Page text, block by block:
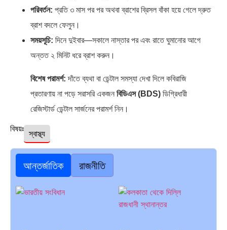
পরিবর্তন: প্রতি ৩ মাস পর পর অথবা ব্রাশের ব্রিসল বাঁকা হয়ে গেলে দ্রুত
ব্রাশ বদলে ফেলুন।
সময়সূচি: দিনে দুইবার—সকালে নাস্তার পর এবং রাতে ঘুমানোর আগে
অন্তত ২ মিনিট ধরে ব্রাশ করুন।
বিশেষ পরামর্শ: দাঁতে ব্যথা বা ডেন্টাল সমস্যা দেখা দিলে কবিরাজি
প্রতারণায় না পড়ে সরাসরি একজন বিডিএস (BDS) ডিগ্রিধারী
রেজিস্টার্ড ডেন্টাল সার্জনের পরামর্শ নিন।
বিষয়ঃ স্বাস্থ্য
আন্তর্জাতিক রাজনীতি